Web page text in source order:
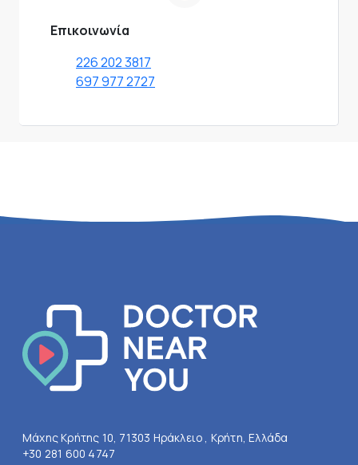
Επικοινωνία
226 202 3817
697 977 2727
Μάχης Κρήτης 10, 71303 Ηράκλειο , Κρήτη, Ελλάδα
+30 281 600 4747